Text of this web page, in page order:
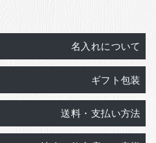
名入れについて
ギフト包装
送料・支払い方法